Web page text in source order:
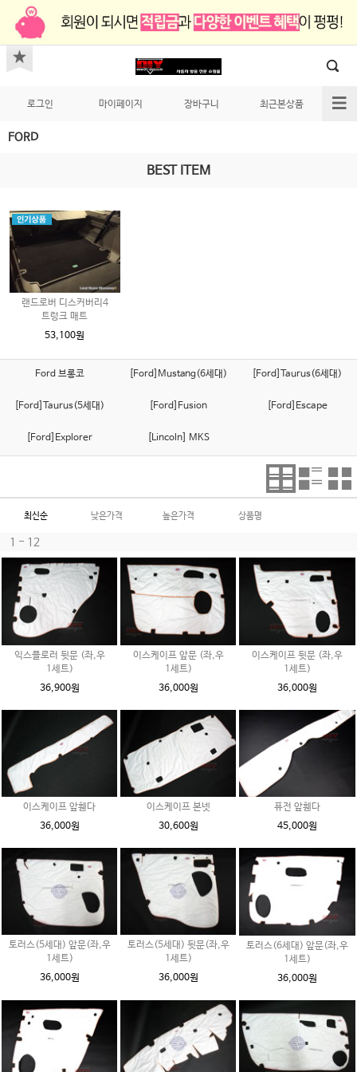
로그인 마이페이지 장바구니 최근본상품
FORD
BEST ITEM
랜드로버 디스커버리4
트렁크 매트
53,100원
Ford 브롱코 [Ford]Mustang(6세대) [Ford]Taurus(6세대)
[Ford]Taurus(5세대) [Ford]Fusion [Ford]Escape
[Ford]Explorer [Lincoln] MKS
최신순 낮은가격 높은가격 상품명
1 - 12
익스플로러 뒷문 (좌,우
1세트)
36,900원
이스케이프 앞문 (좌,우
1세트)
36,000원
이스케이프 뒷문 (좌,우
1세트)
36,000원
이스케이프 앞휀다
36,000원
이스케이프 본넷
30,600원
퓨전 앞휀다
45,000원
토러스(5세대) 앞문(좌,우
1세트)
36,000원
토러스(5세대) 뒷문(좌,우
1세트)
36,000원
토러스(6세대) 앞문(좌,우
1세트)
36,000원